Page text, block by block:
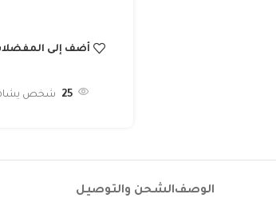
أضف إلى
25 شخص يشاهد
الوصفالشحن والتوصيل